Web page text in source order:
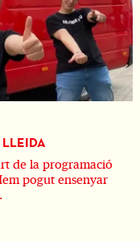
de la programació
pogut ensenyar